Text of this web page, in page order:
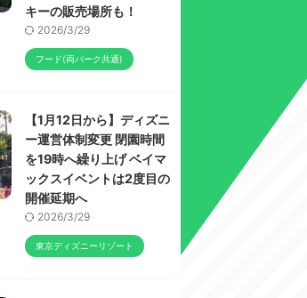
キーの販売場所も！
2026/3/29
フード(両パーク共通)
【1月12日から】ディズニ
ー運営体制変更 閉園時間
を19時へ繰り上げ ベイマ
ックスイベントは2度目の
開催延期へ
2026/3/29
東京ディズニーリゾート